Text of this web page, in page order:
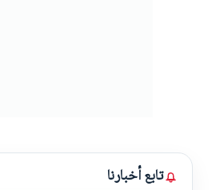
تابع أخبارنا